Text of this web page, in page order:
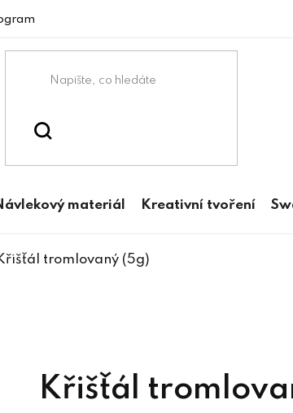
materiál Kreativní tvoření
tromlovaný (5g)
Křišťál